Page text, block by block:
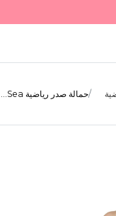
حمالة صدر رياضية Sea...